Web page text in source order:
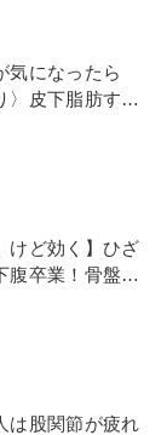
気になったら
〉皮下脂肪すっ
けど効く】ひざ
腹卒業！骨盤底
は股関節が疲れ